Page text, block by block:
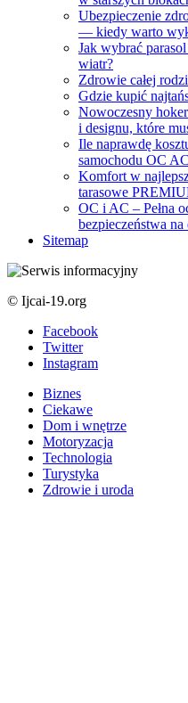
Ubezpieczenie
— kiedy warto
Jak wybrać
wiatr?
Zdrowie całej
Gdzie kupić
Nowoczesny
i designu, które
Ile naprawdę
samochodu OC
Komfort w
tarasowe
OC i AC – Pełna
bezpieczeństwa na
Sitemap
© Ijcai-19.org
Facebook
Twitter
Instagram
Biznes
Ciekawe
Dom i wnętrze
Motoryzacja
Technologia
Turystyka
Zdrowie i uroda